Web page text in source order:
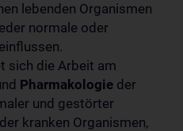
lebenden Organismen
normale oder
sich die Arbeit am
Pharmakologie der
und gestörter
kranken Organismen,